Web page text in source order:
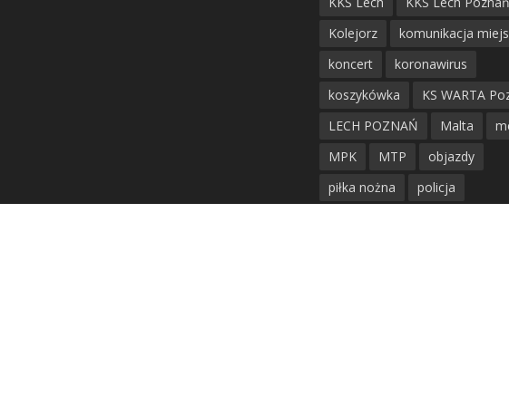
Kolejorz
komunikacja
koncert
koronawirus
koszykówka
KS WARTA
LECH POZNAŃ
Malta
MPK
MTP
objazdy
piłka nożna
policja